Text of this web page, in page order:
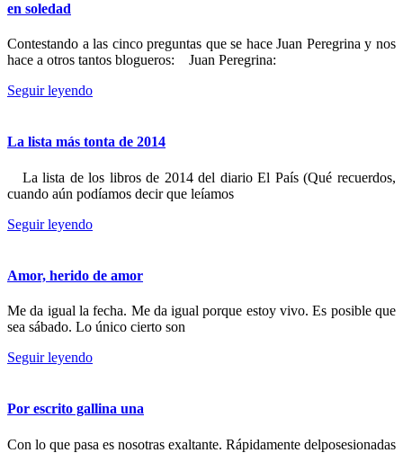
en soledad
Contestando a las cinco preguntas que se hace Juan Peregrina y nos
hace a otros tantos blogueros: Juan Peregrina:
Seguir leyendo
La lista más tonta de 2014
La lista de los libros de 2014 del diario El País (Qué recuerdos,
cuando aún podíamos decir que leíamos
Seguir leyendo
Amor, herido de amor
Me da igual la fecha. Me da igual porque estoy vivo. Es posible que
sea sábado. Lo único cierto son
Seguir leyendo
Por escrito gallina una
Con lo que pasa es nosotras exaltante. Rápidamente delposesionadas